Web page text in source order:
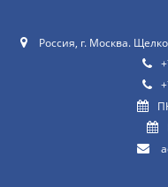
Россия, г. Москва.